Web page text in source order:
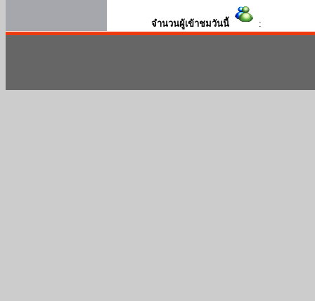
จำนวนผู้เข้าชมวันนี้ :